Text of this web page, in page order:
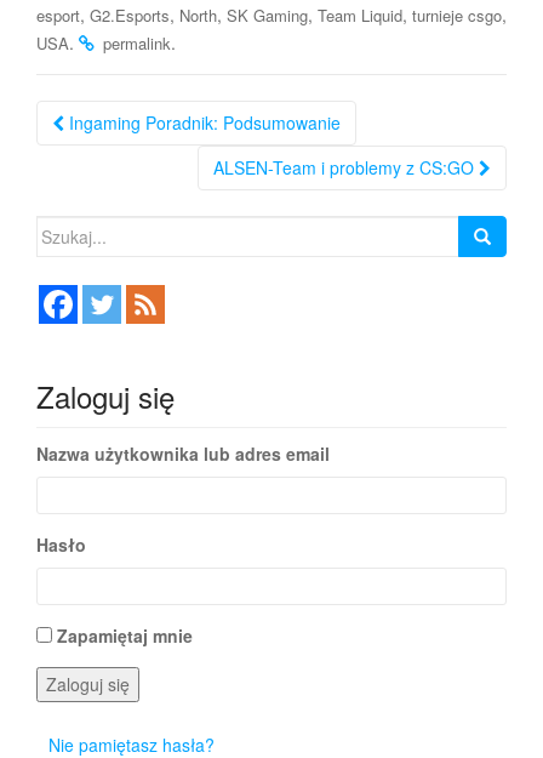
esport, G2.Esports, North, SK Gaming, Team Liquid, turnieje csgo,
USA. permalink.
Nawigacja
Ingaming Poradnik: Podsumowanie
ALSEN-Team i problemy z CS:GO
Szukaj:
Zaloguj się
Nazwa użytkownika lub adres email
Hasło
Zapamiętaj mnie
Zaloguj się
Nie pamiętasz hasła?